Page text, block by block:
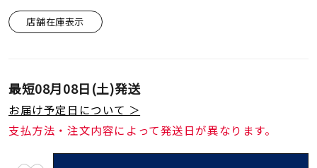
レディース
メンズ
リングサイズ
店舗在庫表示
最短08月08日(土)発送
お届け予定日について ＞
支払方法・注文内容によって発送日が異なります。